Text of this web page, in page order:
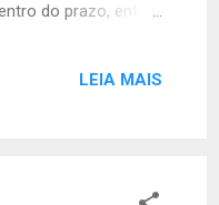
do prazo, entre
que houver
👉 Como
LEIA MAIS